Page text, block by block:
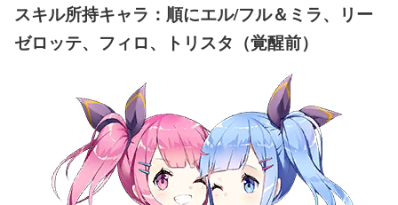
スキル所持キャラ：順にエル/フル＆ミラ、リー
ゼロッテ、フィロ、トリスタ（覚醒前）